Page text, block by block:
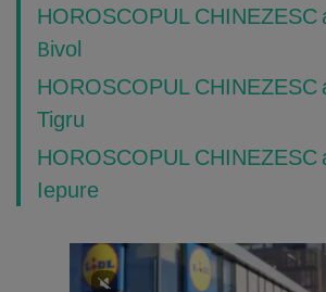
HOROSCOPUL CHINEZESC
Bivol
HOROSCOPUL CHINEZESC
Tigru
HOROSCOPUL CHINEZESC
Iepure